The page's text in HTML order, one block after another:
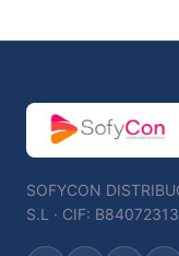
SOFYCON
S.L · CIF: B84072313